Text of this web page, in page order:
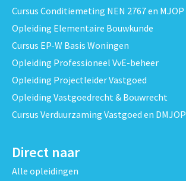
Cursus Conditiemeting NEN 2767 en MJOP
Opleiding Elementaire Bouwkunde
Cursus EP-W Basis Woningen
Opleiding Professioneel VvE-beheer
Opleiding Projectleider Vastgoed
Opleiding Vastgoedrecht & Bouwrecht
Cursus Verduurzaming Vastgoed en DMJOP
Direct naar
Alle opleidingen